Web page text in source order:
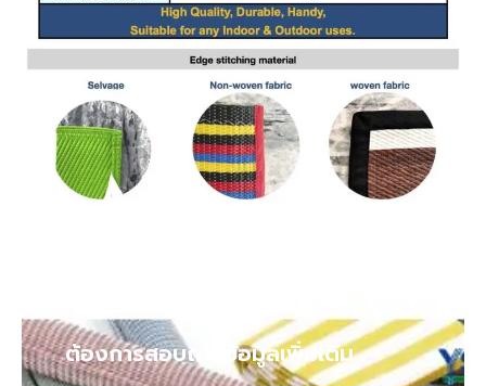
ต้องการสอบถามข้อมูลเพิ่มเติม